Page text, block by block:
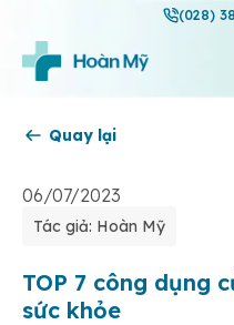
(028)
Quay lại
06/07/2023
Tác giả: Hoàn Mỹ
TOP 7 công dụng
sức khỏe